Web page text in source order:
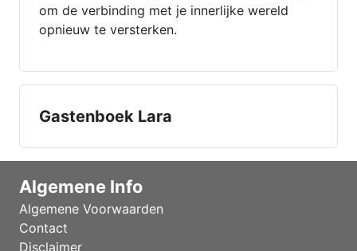
om de verbinding met je innerlijke wereld
opnieuw te versterken.
Gastenboek Lara
Algemene Info
Algemene Voorwaarden
Contact
Disclaimer